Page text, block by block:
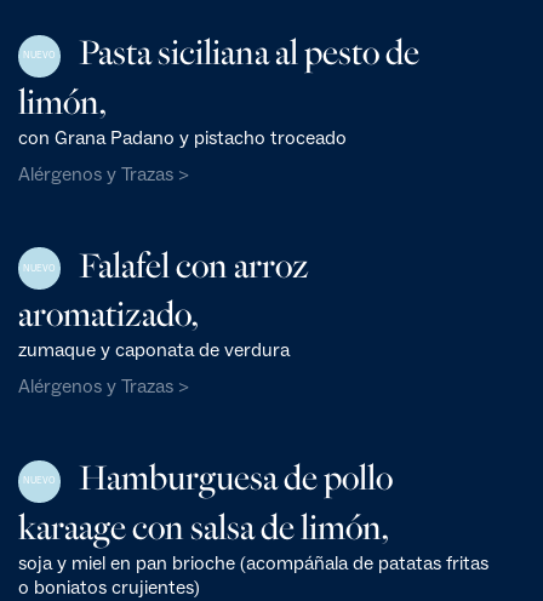
NUEVO
Pasta siciliana al pesto de
limón,
con Grana Padano y pistacho troceado
Alérgenos y Trazas >
NUEVO
Falafel con arroz
aromatizado,
zumaque y caponata de verdura
Alérgenos y Trazas >
NUEVO
Hamburguesa de pollo
karaage con salsa de limón,
soja y miel en pan brioche (acompáñala de patatas fritas
o boniatos crujientes)